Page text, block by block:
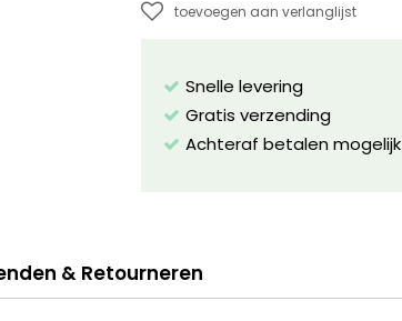
toevoegen aan verlanglijst
Snelle levering
Gratis verzending
Achteraf betalen mogelijk
& Retourneren